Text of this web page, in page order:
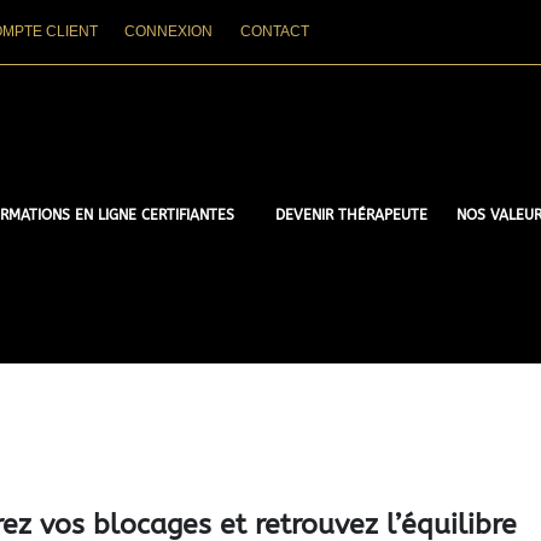
CLIENT CONNEXION CONTACT
EN LIGNE CERTIFIANTES DEVENIR THÉRAPEUTE NOS
vos blocages et retrouvez l’équilibre